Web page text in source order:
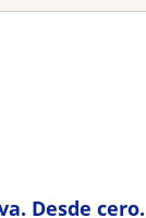
Desde cero.